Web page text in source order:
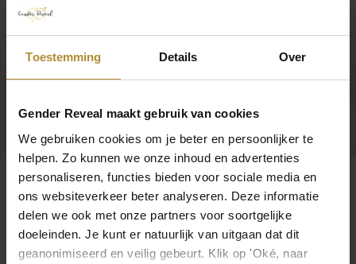
Toestemming Details Over
Gender Reveal maakt gebruik van cookies
We gebruiken cookies om je beter en persoonlijker te
helpen. Zo kunnen we onze inhoud en advertenties
personaliseren, functies bieden voor sociale media en
ons websiteverkeer beter analyseren. Deze informatie
delen we ook met onze partners voor soortgelijke
doeleinden. Je kunt er natuurlijk van uitgaan dat dit
geanonimiseerd en veilig gebeurt. Klik op 'Oké, naar
Klantenservice
Categorieën